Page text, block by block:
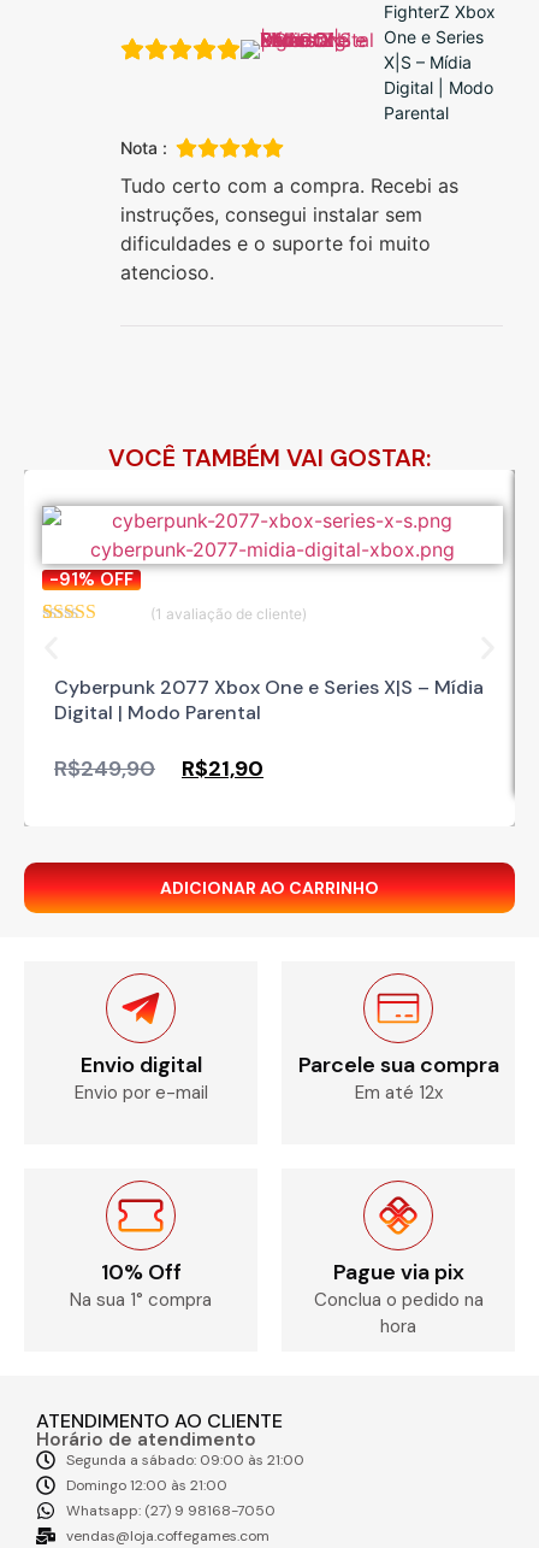
FighterZ Xbox
One e Series
X|S – Mídia
Digital | Modo
Parental
Nota :
Tudo certo com a compra. Recebi as
instruções, consegui instalar sem
dificuldades e o suporte foi muito
atencioso.
VOCÊ TAMBÉM VAI GOSTAR:
-91%OFF
5, com
baseado em
avaliação de
(1 avaliação de cliente)
Cyberpunk 2077 Xbox One e Series X|S – Mídia
Digital | Modo Parental
R$249,90 R$21,90
ADICIONAR AO CARRINHO
Envio digital
Envio por e-mail
Parcele sua compra
Em até 12x
10% Off
Na sua 1° compra
Pague via pix
Conclua o pedido na
hora
ATENDIMENTO AO CLIENTE
Horário de atendimento
Segunda a sábado: 09:00 às 21:00
Domingo 12:00 às 21:00
Whatsapp: (27) 9 98168-7050
vendas@loja.coffegames.com